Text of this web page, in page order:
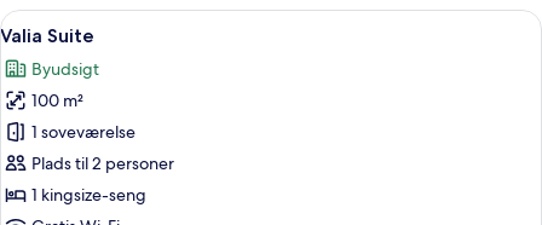
Indlæs
alle
billeder
af
Valia
Suite
Et moderne spa-område med et
10
Valia Suite
Byudsigt
100 m²
1 soveværelse
Plads til 2 personer
1 kingsize-seng